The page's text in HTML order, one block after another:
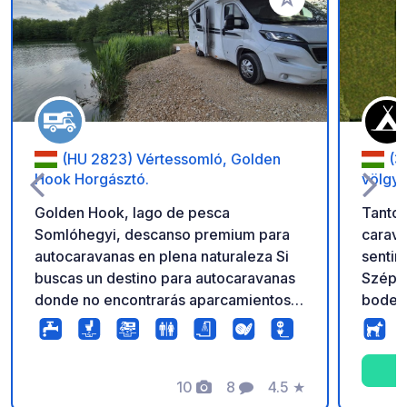
Añadir a tus
(HU 2823) Vértessomló, Golden
Hook Horgásztó.
Golden Hook, lago de pesca
Somlóhegyi, descanso premium para
autocaravanas en plena naturaleza Si
buscas un destino para autocaravanas
donde no encontrarás aparcamientos
abarrotados, ruido ni multitudes, sino
verdadera tranquilidad, descanso en
premium, Golden Hook es la elección
10
Fotos
8
Comentarios
4.5
Calificación
★
völgy
Tanto